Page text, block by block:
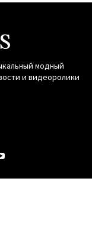
модный
и видеоролики